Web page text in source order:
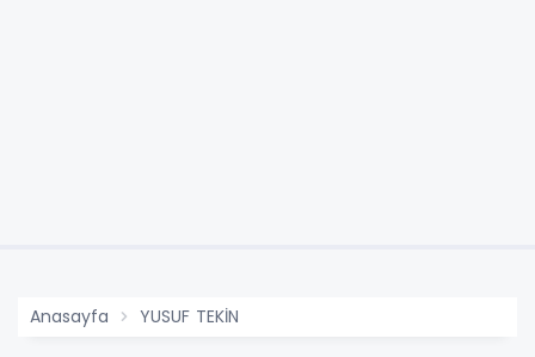
Anasayfa YUSUF TEKİN